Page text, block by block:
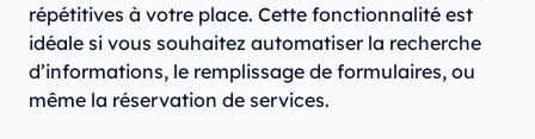
répétitives à votre place. Cette fonctionnalité est
idéale si vous souhaitez automatiser la recherche
d’informations, le remplissage de formulaires, ou
même la réservation de services.